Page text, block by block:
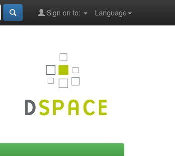
Language
Sign on to: